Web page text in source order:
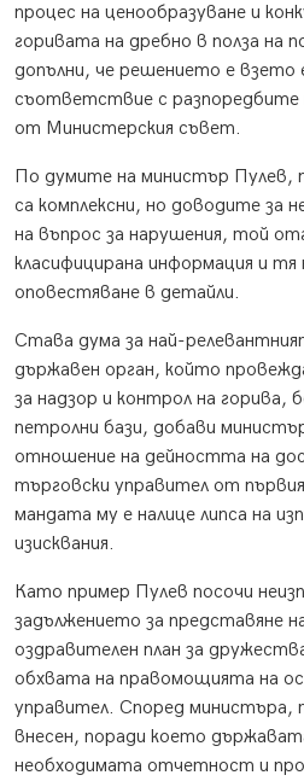
процес на ценообразуване и
горивата на дребно в полза на
допълни, че решението е взето
съответствие с разпоредбите
от Министерския съвет.
По думите на министър Пулев,
са комплексни, но доводите за
на въпрос за нарушения, той
класифицирана информация и тя
оповестяване в детайли.
Става дума за най-
държавен орган, който
за надзор и контрол на горива,
петролни бази, добави
отношение на дейността на
търговски управител от
мандата му е налице липса на
изисквания.
Като пример Пулев посочи
задължението за представяне
оздравителен план за
обхвата на правомощията на
управител. Според министъра,
внесен, поради което
необходимата отчетност и